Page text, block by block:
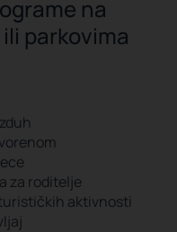
na
parkovima
za roditelje
aktivnosti